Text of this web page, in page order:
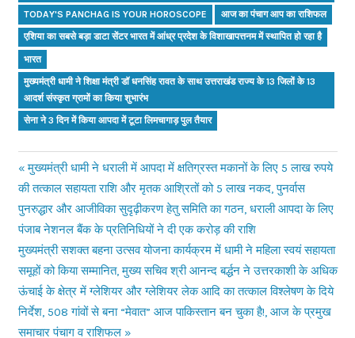
TODAY'S PANCHAG IS YOUR HOROSCOPE आज का पंचाग आप का राशिफल
एशिया का सबसे बड़ा डाटा सेंटर भारत में आंध्र प्रदेश के विशाखापत्तनम में स्थापित हो रहा है
भारत
मुख्यमंत्री धामी ने शिक्षा मंत्री डॉ धनसिंह रावत के साथ उत्तराखंड राज्य के 13 जिलों के 13
आदर्श संस्कृत ग्रामों का किया शुभारंभ
सेना ने 3 दिन में किया आपदा में टूटा लिमचागाड़ पुल तैयार
Post
navigation
Previous
Post:
मुख्यमंत्री धामी ने धराली में आपदा में क्षतिग्रस्त मकानों के लिए 5 लाख रुपये
की तत्काल सहायता राशि और मृतक आश्रितों को 5 लाख नकद, पुनर्वास
पुनरुद्धार और आजीविका सुदृढ़ीकरण हेतु समिति का गठन, धराली आपदा के लिए
पंजाब नेशनल बैंक के प्रतिनिधियों ने दी एक करोड़ की राशि
Next
Post:
मुख्यमंत्री सशक्त बहना उत्सव योजना कार्यक्रम में धामी ने महिला स्वयं सहायता
समूहों को किया सम्मानित, मुख्य सचिव श्री आनन्द बर्द्धन ने उत्तरकाशी के अधिक
ऊंचाई के क्षेत्र में ग्लेशियर और ग्लेशियर लेक आदि का तत्काल विश्लेषण के दिये
निर्देश, 508 गांवों से बना “मेवात” आज पाकिस्तान बन चुका है!, आज के प्रमुख
समाचार पंचाग व राशिफल